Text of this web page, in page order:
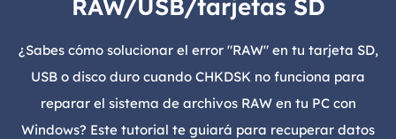
RAW/USB/tarjetas SD
¿Sabes cómo solucionar el error "RAW" en tu tarjeta SD,
USB o disco duro cuando CHKDSK no funciona para
reparar el sistema de archivos RAW en tu PC con
Windows? Este tutorial te guiará para recuperar datos